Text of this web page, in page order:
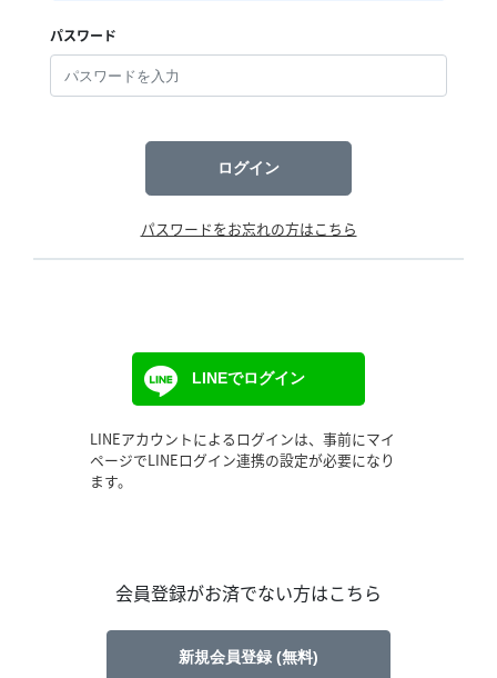
パスワード
ログイン
パスワードをお忘れの方はこちら
LINEでログイン
LINEアカウントによるログインは、事前にマイ
ページでLINEログイン連携の設定が必要になり
ます。
会員登録がお済でない方はこちら
新規会員登録 (無料)